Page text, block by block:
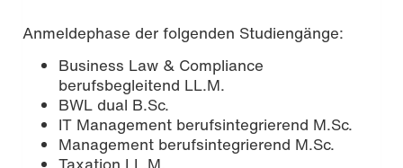
Anmeldephase der folgenden Studiengänge:
Business Law & Compliance
berufsbegleitend LL.M.
BWL dual B.Sc.
IT Management berufsintegrierend M.Sc.
Management berufsintegrierend M.Sc.